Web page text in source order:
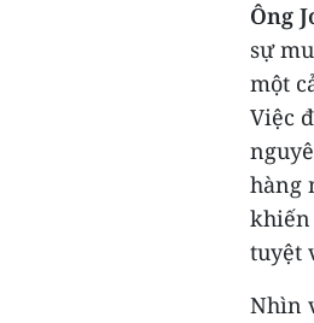
Ông
sự
một
Việc
hàng
khiến
tuyệt
Nhìn